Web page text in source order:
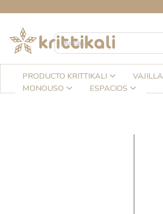
contenido
PRODUCTO KRITTIKALI VAJILLA
MONOUSO
ESPACIOS